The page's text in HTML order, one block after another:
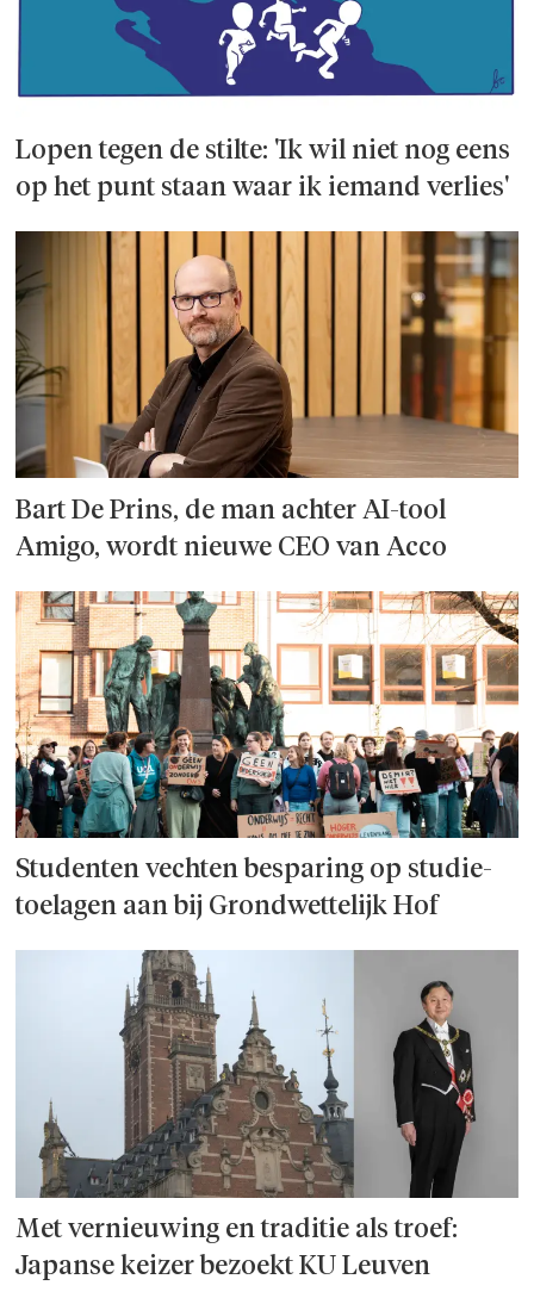
Lopen tegen de stilte: 'Ik wil niet nog eens
op het punt staan waar ik iemand verlies'
Bart De Prins, de man achter AI-tool
Amigo, wordt nieuwe CEO van Acco
Studenten vechten besparing op studie­
toelagen aan bij Grondwettelijk Hof
Met vernieuwing en traditie als troef:
Japanse keizer bezoekt KU Leuven